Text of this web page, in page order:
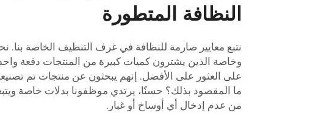
النظافة المتطورة
نتبع معايير صارمة للنظافة في غرف التنظيف الخاصة بنا.
وخاصة الذين يشترون كميات كبيرة من المنتجات دفعة
على العثور على الأفضل. إنهم يبحثون عن منتجات تم
ما المقصود بذلك؟ حسنًا، يرتدي موظفونا بدلات خاصة
من عدم إدخال أي أوساخ أو غبار.